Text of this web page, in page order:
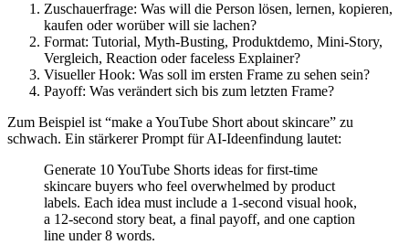
Zuschauerfrage: Was will die Person lösen, lernen, kopieren,
kaufen oder worüber will sie lachen?
Format: Tutorial, Myth-Busting, Produktdemo, Mini-Story,
Vergleich, Reaction oder faceless Explainer?
Visueller Hook: Was soll im ersten Frame zu sehen sein?
Payoff: Was verändert sich bis zum letzten Frame?
Zum Beispiel ist “make a YouTube Short about skincare” zu
schwach. Ein stärkerer Prompt für AI-Ideenfindung lautet:
Generate 10 YouTube Shorts ideas for first-time
skincare buyers who feel overwhelmed by product
labels. Each idea must include a 1-second visual hook,
a 12-second story beat, a final payoff, and one caption
line under 8 words.